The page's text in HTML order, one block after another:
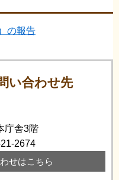
の報告
い合わせ先
庁舎3階
2674
せはこちら